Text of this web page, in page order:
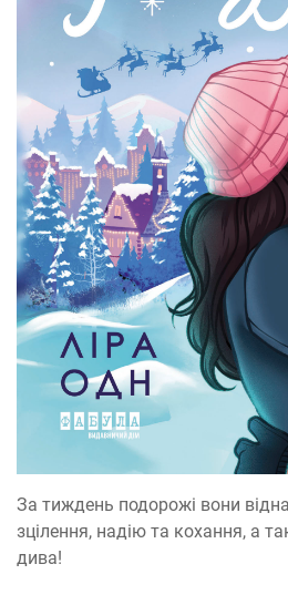
За тиждень подорожі вони
зцілення, надію та кохання, а
дива!